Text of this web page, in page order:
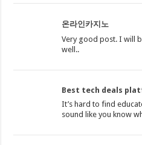
온라인카지노
Very good post. I will
well..
Best tech deals
It’s hard to find
sound like you know